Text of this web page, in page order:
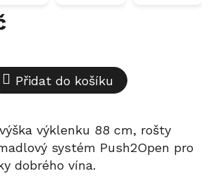
Přidat do košíku
výklenku 88 cm, rošty
systém Push2Open pro
dobrého vína.